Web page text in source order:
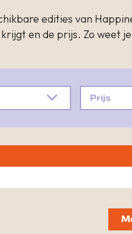
edities van
krijgt en de prijs. Zo weet
Prijs